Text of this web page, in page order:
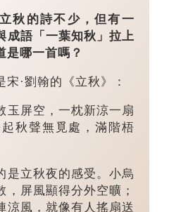
3:49
的詩不少，但有一
成語「一葉知秋」拉上
是哪一首嗎？
·劉翰的《立秋》：
屏空，一枕新涼一扇
聲無覓處，滿階梧
立秋夜的感受。小烏
，屏風顯得分外空曠；
涼風，就像有人搖扇送